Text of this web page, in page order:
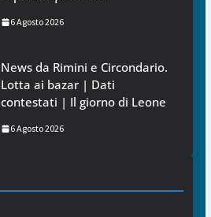
6 Agosto 2026
News da Rimini e Circondario.
Lotta ai bazar | Dati
contestati | Il giorno di Leone
6 Agosto 2026